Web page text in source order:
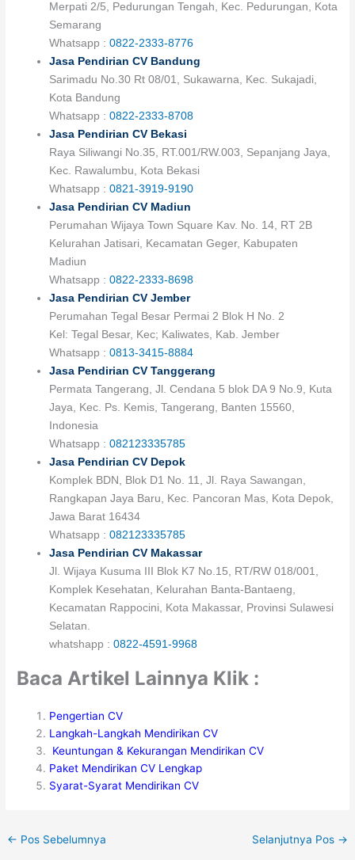
Merpati 2/5, Pedurungan Tengah, Kec. Pedurungan, Kota
Semarang
Whatsapp :0822-2333-8776
Jasa Pendirian CV Bandung
Sarimadu No.30 Rt 08/01, Sukawarna, Kec. Sukajadi,
Kota Bandung
Whatsapp :0822-2333-8708
Jasa Pendirian CV Bekasi
Raya Siliwangi No.35, RT.001/RW.003, Sepanjang Jaya,
Kec. Rawalumbu, Kota Bekasi
Whatsapp :0821-3919-9190
Jasa Pendirian CV Madiun
Perumahan Wijaya Town Square Kav. No. 14, RT 2B
Kelurahan Jatisari, Kecamatan Geger, Kabupaten
Madiun
Whatsapp :0822-2333-8698
Jasa Pendirian CV Jember
Perumahan Tegal Besar Permai 2 Blok H No. 2
Kel: Tegal Besar, Kec; Kaliwates, Kab. Jember
Whatsapp :0813-3415-8884
Jasa Pendirian CV Tanggerang
Permata Tangerang, Jl. Cendana 5 blok DA 9 No.9, Kuta
Jaya, Kec. Ps. Kemis, Tangerang, Banten 15560,
Indonesia
Whatsapp :082123335785
Jasa Pendirian CV Depok
Komplek BDN, Blok D1 No. 11, Jl. Raya Sawangan,
Rangkapan Jaya Baru, Kec. Pancoran Mas, Kota Depok,
Jawa Barat 16434
Whatsapp :082123335785
Jasa Pendirian CV Makassar
Jl. Wijaya Kusuma III Blok K7 No.15, RT/RW 018/001,
Komplek Kesehatan, Kelurahan Banta-Bantaeng,
Kecamatan Rappocini, Kota Makassar, Provinsi Sulawesi
Selatan.
whatshapp :0822-4591-9968
Baca Artikel Lainnya Klik :
Pengertian CV
Langkah-Langkah Mendirikan CV
Keuntungan & Kekurangan Mendirikan CV
Paket Mendirikan CV Lengkap
Syarat-Syarat Mendirikan CV
← Pos Sebelumnya Selanjutnya Pos →